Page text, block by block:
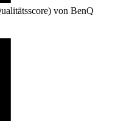
von BenQ